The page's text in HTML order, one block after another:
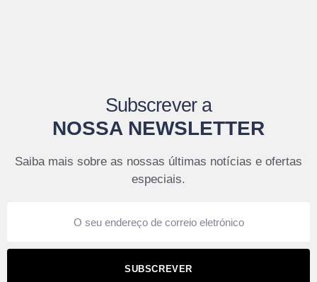
Subscrever a
NOSSA NEWSLETTER
Saiba mais sobre as nossas últimas notícias e ofertas
especiais.
SUBSCREVER